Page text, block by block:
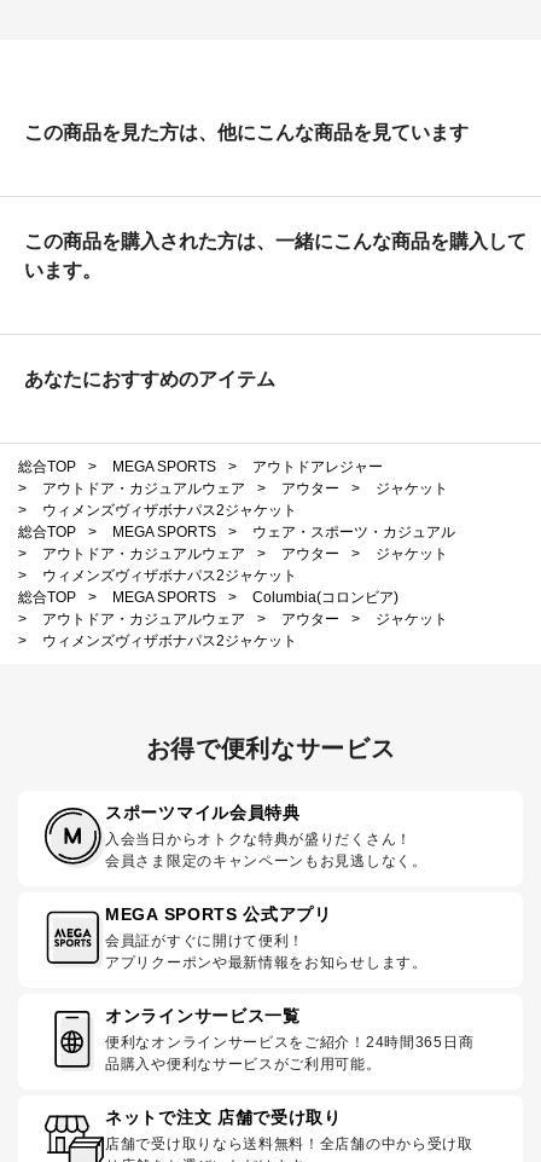
この商品を見た方は、他にこんな商品を見ています
この商品を購入された方は、一緒にこんな商品を購入して
います。
あなたにおすすめのアイテム
総合TOP > MEGA SPORTS >
アウトドアレジャー
>
アウトドア・カジュアルウェア > アウター >
ジャケット
>
ウィメンズヴィザボナパス2ジャケット
総合TOP
> MEGA SPORTS >
ウェア・スポーツ・カジュアル
>
アウトドア・カジュアルウェア > アウター >
ジャケット
>
ウィメンズヴィザボナパス2ジャケット
総合TOP
> MEGA SPORTS >
Columbia(コロンビア)
>
アウトドア・カジュアルウェア > アウター >
ジャケット
>
ウィメンズヴィザボナパス2ジャケット
お得で便利なサービス
スポーツマイル会員特典
入会当日からオトクな特典が盛りだくさん！
会員さま限定のキャンペーンもお見逃しなく。
MEGA SPORTS 公式アプリ
会員証がすぐに開けて便利！
アプリクーポンや最新情報をお知らせします。
オンラインサービス一覧
便利なオンラインサービスをご紹介！24時間365日商
品購入や便利なサービスがご利用可能。
ネットで注文 店舗で受け取り
店舗で受け取りなら送料無料！全店舗の中から受け取